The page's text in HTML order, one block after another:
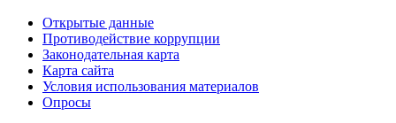
Открытые данные
Противодействие коррупции
Законодательная карта
Карта сайта
Условия использования материалов
Опросы